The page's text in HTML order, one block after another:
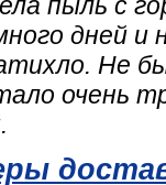
дней и
Не
очень